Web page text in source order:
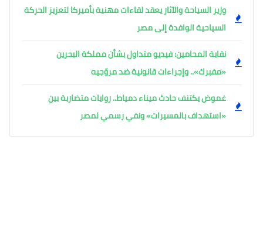
وزير السياحة والآثار يعقد لقاءات مهنية بأميركا لتعزيز الحركة
السياحية الوافدة إلى مصر
نقابة المحامين: فيديو متداول بشأن مملكة البحرين
«مفبرك».. وإجراءات قانونية ضد مروّجيه
غموض يكتنف حادث ميناء دمياط.. روايات متضاربة بين
«استهداف بالمسيرات» ونفي رسمي لمصر